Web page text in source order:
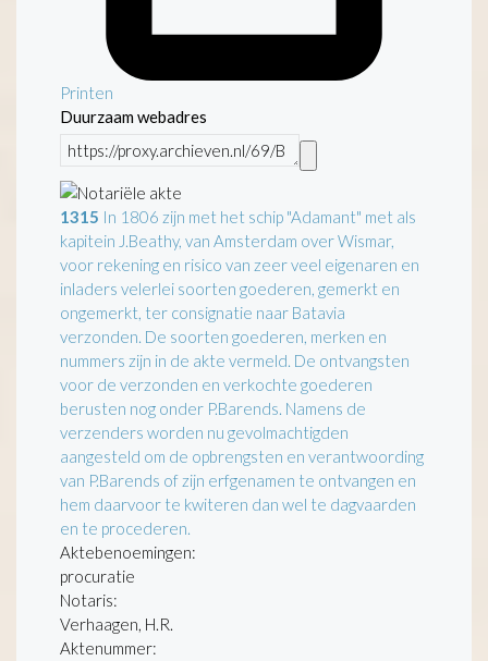
Printen
Duurzaam webadres
1315 In 1806 zijn met het schip "Adamant" met als
kapitein J.Beathy, van Amsterdam over Wismar,
voor rekening en risico van zeer veel eigenaren en
inladers velerlei soorten goederen, gemerkt en
ongemerkt, ter consignatie naar Batavia
verzonden. De soorten goederen, merken en
nummers zijn in de akte vermeld. De ontvangsten
voor de verzonden en verkochte goederen
berusten nog onder P.Barends. Namens de
verzenders worden nu gevolmachtigden
aangesteld om de opbrengsten en verantwoording
van P.Barends of zijn erfgenamen te ontvangen en
hem daarvoor te kwiteren dan wel te dagvaarden
en te procederen.
Aktebenoemingen:
procuratie
Notaris:
Verhaagen, H.R.
Aktenummer: